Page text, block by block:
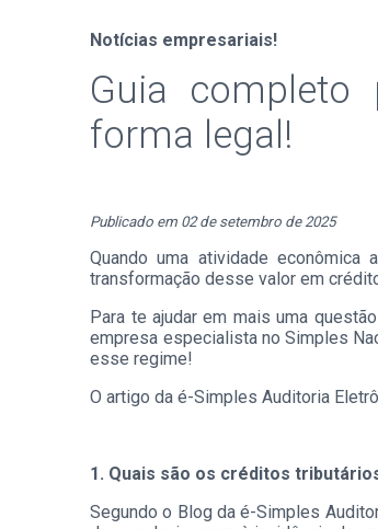
Notícias empresariais!
Guia completo
forma legal!
Publicado em 02 de setembro de 2025
Quando uma atividade
transformação desse valor em
Para te ajudar em mais uma
empresa especialista no Simples
esse regime!
O artigo da é-Simples Auditoria
1. Quais são os créditos
Segundo o Blog da é-Simples